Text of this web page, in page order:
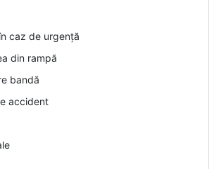
caz de urgență
din rampă
bandă
accident